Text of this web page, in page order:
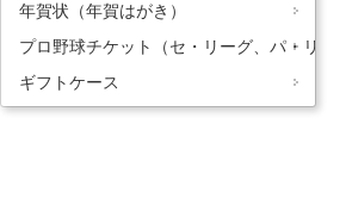
年賀状（年賀はがき）
プロ野球チケット（セ・リーグ、パ・リー
ギフトケース